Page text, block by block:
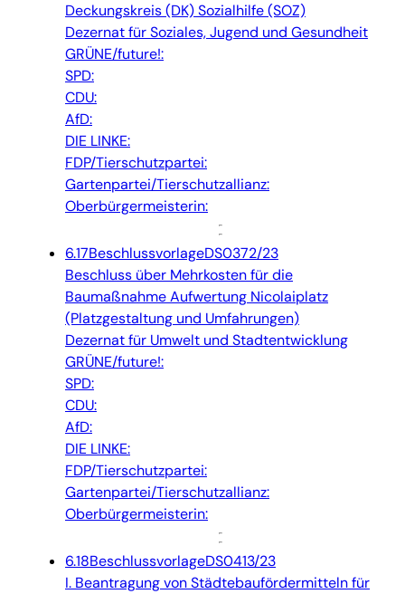
Deckungskreis (DK) Sozialhilfe (SOZ)
Dezernat für Soziales, Jugend und Gesundheit
GRÜNE/future!:
SPD:
CDU:
AfD:
DIE LINKE:
FDP/Tierschutzpartei:
Gartenpartei/Tierschutzallianz:
Oberbürgermeisterin:
6.17BeschlussvorlageDS0372/23
Beschluss über Mehrkosten für die
Baumaßnahme Aufwertung Nicolaiplatz
(Platzgestaltung und Umfahrungen)
Dezernat für Umwelt und Stadtentwicklung
GRÜNE/future!:
SPD:
CDU:
AfD:
DIE LINKE:
FDP/Tierschutzpartei:
Gartenpartei/Tierschutzallianz:
Oberbürgermeisterin:
6.18BeschlussvorlageDS0413/23
I. Beantragung von Städtebaufördermitteln für